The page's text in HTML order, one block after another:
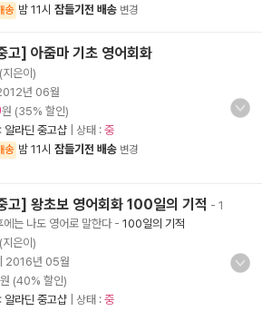
송 밤 11시 잠들기전 배송 변경
고] 아줌마 기초 영어회화
은이)
년 06월
원 (35% 할인)
알라딘 중고샵 | 상태 : 중
송 밤 11시 잠들기전 배송 변경
고] 왕초보 영어회화 100일의 기적 - 1
는 나도 영어로 말한다- 100일의 기적
(지은이)
2016년 05월
원 (40% 할인)
알라딘 중고샵 | 상태 : 중